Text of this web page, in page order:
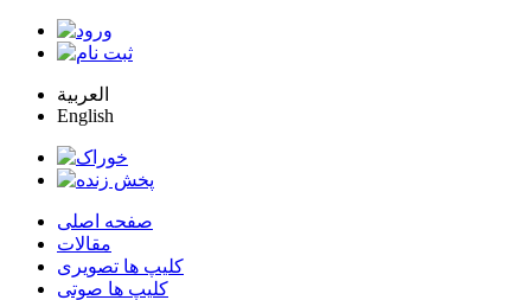
العربية
English
صفحه اصلی
مقالات
کلیپ ها تصویری
کلیپ ها صوتی